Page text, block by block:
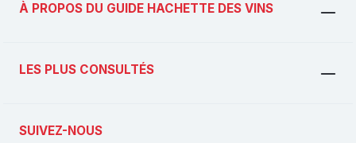
À PROPOS DU GUIDE HACHETTE DES VINS
LES PLUS CONSULTÉS
SUIVEZ-NOUS